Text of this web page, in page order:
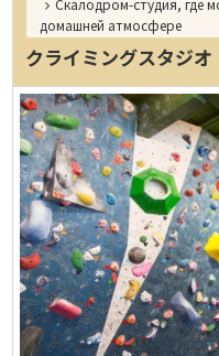
домашней атмосфере
クライミングスタジ